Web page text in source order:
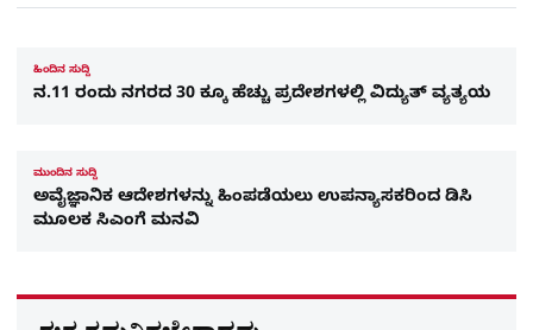
ಹಿಂದಿನ ಸುದ್ದಿ
ನ.11 ರಂದು ನಗರದ 30 ಕ್ಕೂ ಹೆಚ್ಚು ಪ್ರದೇಶಗಳಲ್ಲಿ ವಿದ್ಯುತ್​ ವ್ಯತ್ಯಯ
ಮುಂದಿನ ಸುದ್ದಿ
ಅವೈಜ್ಞಾನಿಕ ಆದೇಶಗಳನ್ನು ಹಿಂಪಡೆಯಲು ಉಪನ್ಯಾಸಕರಿಂದ ಡಿಸಿ
ಮೂಲಕ ಸಿಎಂಗೆ ಮನವಿ